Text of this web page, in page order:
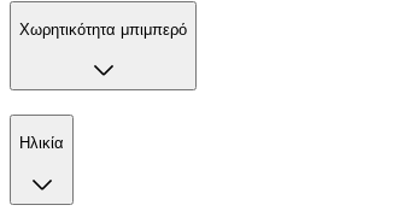
Χωρητικότητα μπιμπερό
Ηλικία